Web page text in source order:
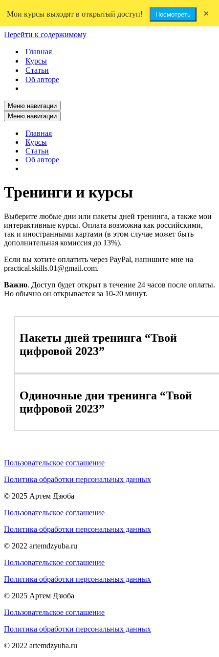
Перейти к содержимому
Главная
Курсы
Статьи
Об авторе
Меню навигации
Меню навигации
Главная
Курсы
Статьи
Об авторе
Тренинги и курсы
Выберите любые дни или пакеты дней тренинга, а также мои
интерактивные курсы. Оплата возможна как российскими,
так и иностранными картами (в этом случае может быть
дополнительная комиссия до 13%).
Если вы хотите оплатить через PayPal, напишите мне на
practical.skills.01@gmail.com.
Важно. Доступ будет открыт в течение 24 часов после оплаты.
Но обычно он открывается за 10-20 минут.
Пакеты дней тренинга “Твой
цифровой 2023”
Одиночные дни тренинга “Твой
цифровой 2023”
Пользовательское соглашение
Политика обработки персональных данных
© 2025 Артем Дзюба
Пользовательское соглашение
Политика обработки персональных данных
© 2022 artemdzyuba.ru
Пользовательское соглашение
Политика обработки персональных данных
© 2025 Артем Дзюба
Пользовательское соглашение
Политика обработки персональных данных
© 2022 artemdzyuba.ru
Мои курсы выходят в открытый доступ! Посмотреть ×